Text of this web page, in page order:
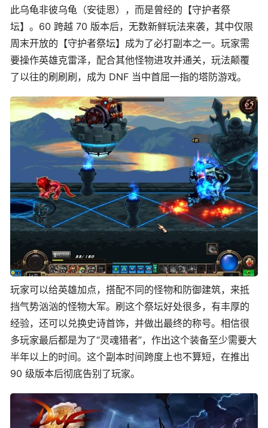
此乌龟非彼乌龟（安徒恩），而是曾经的【守护者祭
坛】。60 跨越 70 版本后，无数新鲜玩法来袭，其中仅限
周末开放的【守护者祭坛】成为了必打副本之一。玩家需
要操作英雄克雷泽，配合其他怪物进攻并通关，玩法颠覆
了以往的刷刷刷，成为 DNF 当中首屈一指的塔防游戏。
玩家可以给英雄加点，搭配不同的怪物和防御建筑，来抵
挡气势汹汹的怪物大军。刷这个祭坛好处很多，有丰厚的
经验，还可以兑换史诗首饰，并做出最终的称号。相信很
多玩家最后都是为了“灵魂猎者”，作出这个装备至少需要大
半年以上的时间。这个副本时间跨度上也不算短，在推出
90 级版本后彻底告别了玩家。